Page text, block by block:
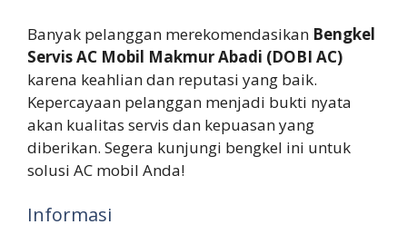
Banyak pelanggan merekomendasikan Bengkel
Servis AC Mobil Makmur Abadi (DOBI AC)
karena keahlian dan reputasi yang baik.
Kepercayaan pelanggan menjadi bukti nyata
akan kualitas servis dan kepuasan yang
diberikan. Segera kunjungi bengkel ini untuk
solusi AC mobil Anda!
Informasi